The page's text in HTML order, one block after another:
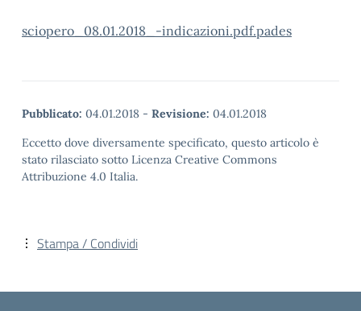
sciopero_08.01.2018_-indicazioni.pdf.pades
Pubblicato: 04.01.2018 - Revisione: 04.01.2018
Eccetto dove diversamente specificato, questo articolo è
stato rilasciato sotto Licenza Creative Commons
Attribuzione 4.0 Italia.
Stampa / Condividi